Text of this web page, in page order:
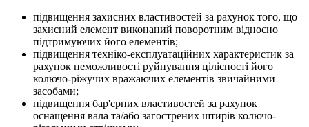
підвищення захисних властивостей за рахунок того, що
захисний елемент виконаний поворотним відносно
підтримуючих його елементів;
підвищення техніко-експлуатаційних характеристик за
рахунок неможливості руйнування цілісності його
колючо-ріжучих вражаючих елементів звичайними
засобами;
підвищення бар'єрних властивостей за рахунок
оснащення вала та/або загострених штирів колючо-